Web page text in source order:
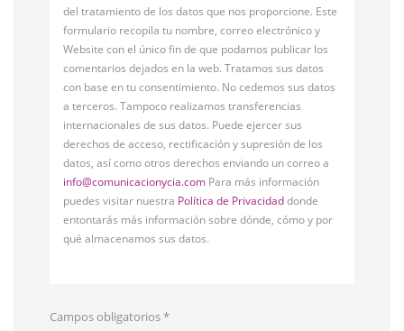
del tratamiento de los datos que nos proporcione. Este
formulario recopila tu nombre, correo electrónico y
Website con el único fin de que podamos publicar los
comentarios dejados en la web. Tratamos sus datos
con base en tu consentimiento. No cedemos sus datos
a terceros. Tampoco realizamos transferencias
internacionales de sus datos. Puede ejercer sus
derechos de acceso, rectificación y supresión de los
datos, así como otros derechos enviando un correo a
info@comunicacionycia.com Para más información
puedes visitar nuestra Política de Privacidaddonde
entontarás más información sobre dónde, cómo y por
qué almacenamos sus datos.
Campos obligatorios*